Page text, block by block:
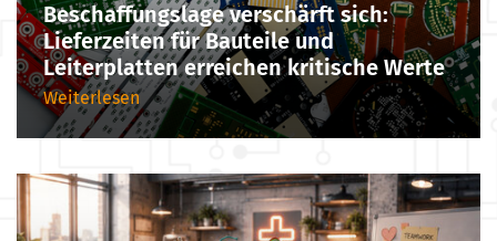
Beschaffungslage verschärft sich:
Lieferzeiten für Bauteile und
Leiterplatten erreichen kritische Werte
Weiterlesen